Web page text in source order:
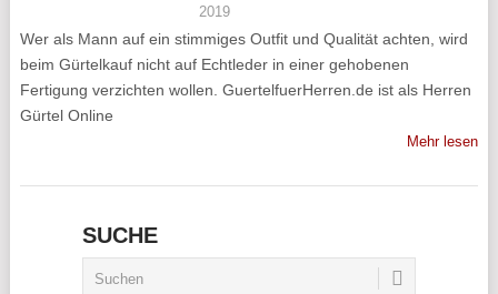
2019
Wer als Mann auf ein stimmiges Outfit und Qualität achten, wird
beim Gürtelkauf nicht auf Echtleder in einer gehobenen
Fertigung verzichten wollen. GuertelfuerHerren.de ist als Herren
Gürtel Online
Mehr lesen
SUCHE